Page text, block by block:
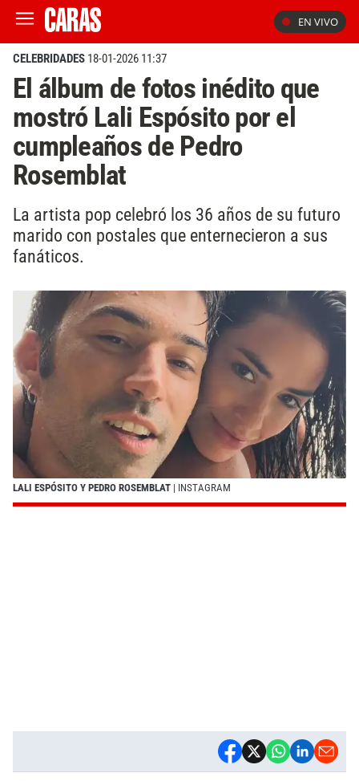
EN VIVO
CELEBRIDADES 18-01-2026 11:37
El álbum de fotos inédito que
mostró Lali Espósito por el
cumpleaños de Pedro
Rosemblat
La artista pop celebró los 36 años de su futuro
marido con postales que enternecieron a sus
fanáticos.
LALI ESPÓSITO Y PEDRO ROSEMBLAT | INSTAGRAM